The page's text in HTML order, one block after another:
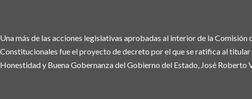
Una más de las acciones legislativas aprobadas al interior de la Comisión
Constitucionales fue el proyecto de decreto por el que se ratifica al titular
Honestidad y Buena Gobernanza del Gobierno del Estado, José Roberto